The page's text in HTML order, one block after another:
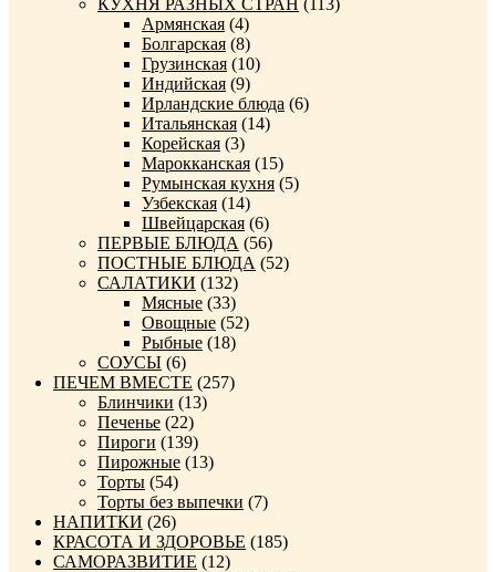
КУХНЯ РАЗНЫХ СТРАН (113)
Армянская (4)
Болгарская (8)
Грузинская (10)
Индийская (9)
Ирландские блюда (6)
Итальянская (14)
Корейская (3)
Марокканская (15)
Румынская кухня (5)
Узбекская (14)
Швейцарская (6)
ПЕРВЫЕ БЛЮДА (56)
ПОСТНЫЕ БЛЮДА (52)
САЛАТИКИ (132)
Мясные (33)
Овощные (52)
Рыбные (18)
СОУСЫ (6)
ПЕЧЕМ ВМЕСТЕ (257)
Блинчики (13)
Печенье (22)
Пироги (139)
Пирожные (13)
Торты (54)
Торты без выпечки (7)
НАПИТКИ (26)
КРАСОТА И ЗДОРОВЬЕ (185)
САМОРАЗВИТИЕ (12)